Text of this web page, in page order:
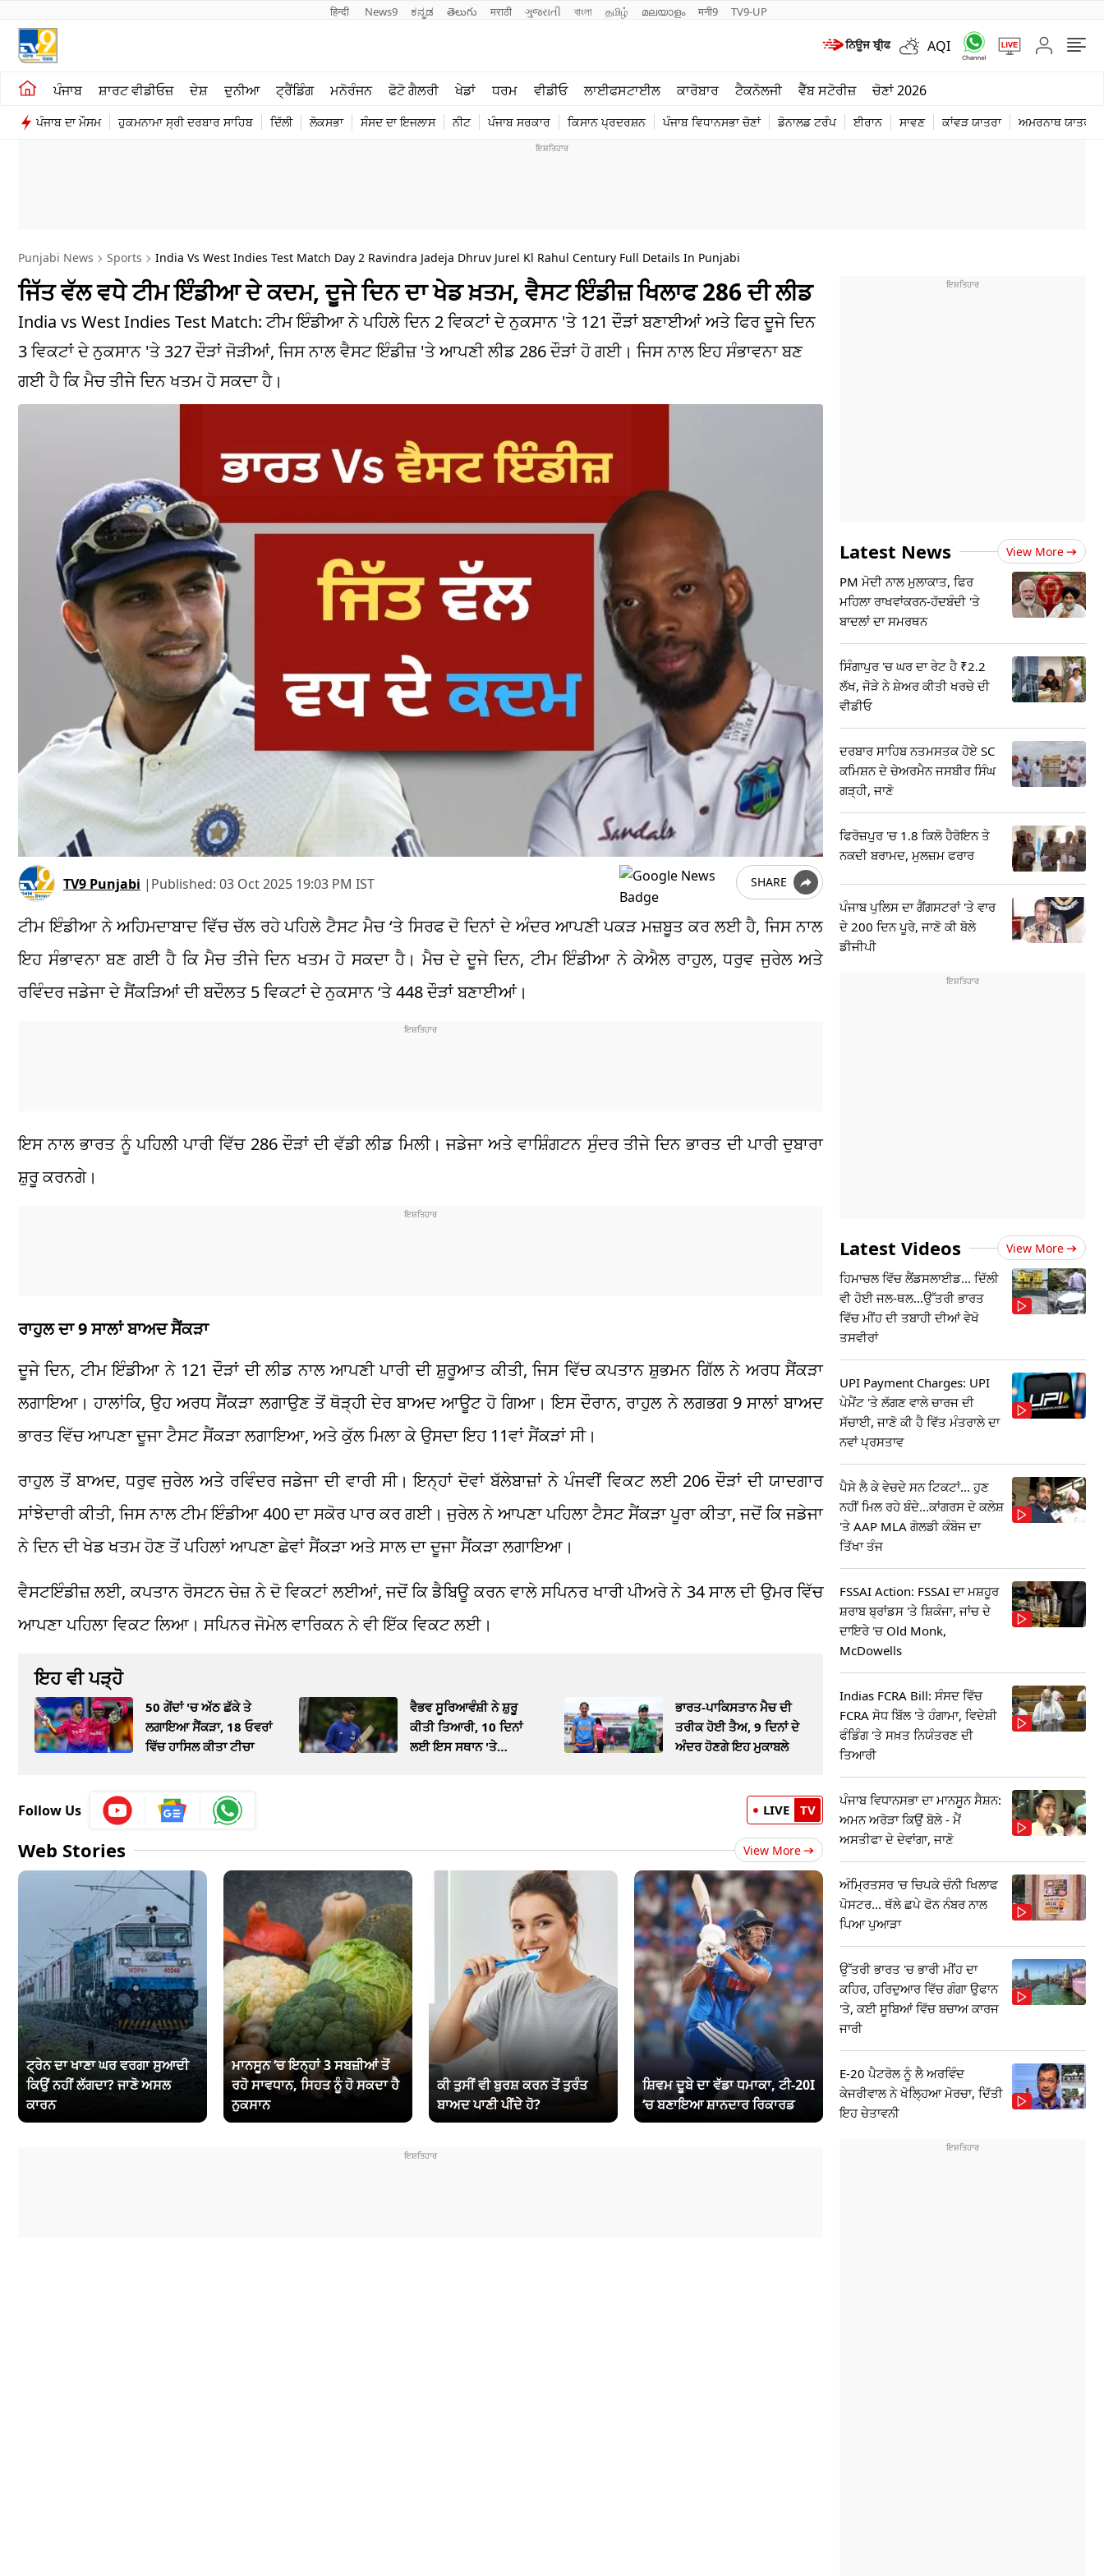
हिन्दी News9 ಕನ್ನಡ తెలుగు मराठी ગુજરાતી বাংলা தமிழ் മലയാളം मनी9 TV9-UP
AQI
ਪੰਜਾਬ ਸ਼ਾਰਟ ਵੀਡੀਓਜ਼ ਦੇਸ਼ ਦੁਨੀਆ ਟ੍ਰੈਂਡਿੰਗ ਮਨੋਰੰਜਨ ਫੋਟੋ ਗੈਲਰੀ ਖੇਡਾਂ ਧਰਮ ਵੀਡੀਓ ਲਾਈਫਸਟਾਈਲ ਕਾਰੋਬਾਰ ਟੈਕਨੋਲਜੀ ਵੈੱਬ ਸਟੋਰੀਜ਼ ਚੋਣਾਂ 2026
ਪੰਜਾਬ ਦਾ ਮੌਸਮ ਹੁਕਮਨਾਮਾ ਸ੍ਰੀ ਦਰਬਾਰ ਸਾਹਿਬ ਦਿੱਲੀ ਲੋਕਸਭਾ ਸੰਸਦ ਦਾ ਇਜਲਾਸ ਨੀਟ ਪੰਜਾਬ ਸਰਕਾਰ ਕਿਸਾਨ ਪ੍ਰਦਰਸ਼ਨ ਪੰਜਾਬ ਵਿਧਾਨਸਭਾ ਚੋਣਾਂ ਡੋਨਾਲਡ ਟਰੰਪ ਈਰਾਨ ਸਾਵਣ ਕਾਂਵੜ ਯਾਤਰਾ ਅਮਰਨਾਥ ਯਾਤਰਾ
ਖੇਤੀਬਾੜੀ
ਸ਼ਾਰਟ ਵੀਡੀਓਜ਼
ਮਨੋਰੰਜਨ
ਪੰਜਾਬ
ਟੈਕਨੋਲਜੀ
ਦੁਨੀਆ
Punjabi News Sports India Vs West Indies Test Match Day 2 Ravindra Jadeja Dhruv Jurel Kl Rahul Century Full Details In Punjabi
ਜਿੱਤ ਵੱਲ ਵਧੇ ਟੀਮ ਇੰਡੀਆ ਦੇ ਕਦਮ, ਦੂਜੇ ਦਿਨ ਦਾ ਖੇਡ ਖ਼ਤਮ, ਵੈਸਟ ਇੰਡੀਜ਼ ਖਿਲਾਫ 286 ਦੀ ਲੀਡ
India vs West Indies Test Match: ਟੀਮ ਇੰਡੀਆ ਨੇ ਪਹਿਲੇ ਦਿਨ 2 ਵਿਕਟਾਂ ਦੇ ਨੁਕਸਾਨ 'ਤੇ 121 ਦੌੜਾਂ ਬਣਾਈਆਂ ਅਤੇ ਫਿਰ ਦੂਜੇ ਦਿਨ
3 ਵਿਕਟਾਂ ਦੇ ਨੁਕਸਾਨ 'ਤੇ 327 ਦੌੜਾਂ ਜੋੜੀਆਂ, ਜਿਸ ਨਾਲ ਵੈਸਟ ਇੰਡੀਜ਼ 'ਤੇ ਆਪਣੀ ਲੀਡ 286 ਦੌੜਾਂ ਹੋ ਗਈ। ਜਿਸ ਨਾਲ ਇਹ ਸੰਭਾਵਨਾ ਬਣ
ਗਈ ਹੈ ਕਿ ਮੈਚ ਤੀਜੇ ਦਿਨ ਖਤਮ ਹੋ ਸਕਦਾ ਹੈ।
TV9 Punjabi | Published: 03 Oct 2025 19:03 PM IST SHARE
ਟੀਮ ਇੰਡੀਆ ਨੇ ਅਹਿਮਦਾਬਾਦ ਵਿੱਚ ਚੱਲ ਰਹੇ ਪਹਿਲੇ ਟੈਸਟ ਮੈਚ ‘ਤੇ ਸਿਰਫ ਦੋ ਦਿਨਾਂ ਦੇ ਅੰਦਰ ਆਪਣੀ ਪਕੜ ਮਜ਼ਬੂਤ ​​ਕਰ ਲਈ ਹੈ, ਜਿਸ ਨਾਲ
ਇਹ ਸੰਭਾਵਨਾ ਬਣ ਗਈ ਹੈ ਕਿ ਮੈਚ ਤੀਜੇ ਦਿਨ ਖਤਮ ਹੋ ਸਕਦਾ ਹੈ। ਮੈਚ ਦੇ ਦੂਜੇ ਦਿਨ, ਟੀਮ ਇੰਡੀਆ ਨੇ ਕੇਐਲ ਰਾਹੁਲ, ਧਰੁਵ ਜੁਰੇਲ ਅਤੇ
ਰਵਿੰਦਰ ਜਡੇਜਾ ਦੇ ਸੈਂਕੜਿਆਂ ਦੀ ਬਦੌਲਤ 5 ਵਿਕਟਾਂ ਦੇ ਨੁਕਸਾਨ ‘ਤੇ 448 ਦੌੜਾਂ ਬਣਾਈਆਂ।
ਇਸ ਨਾਲ ਭਾਰਤ ਨੂੰ ਪਹਿਲੀ ਪਾਰੀ ਵਿੱਚ 286 ਦੌੜਾਂ ਦੀ ਵੱਡੀ ਲੀਡ ਮਿਲੀ। ਜਡੇਜਾ ਅਤੇ ਵਾਸ਼ਿੰਗਟਨ ਸੁੰਦਰ ਤੀਜੇ ਦਿਨ ਭਾਰਤ ਦੀ ਪਾਰੀ ਦੁਬਾਰਾ
ਸ਼ੁਰੂ ਕਰਨਗੇ।
ਰਾਹੁਲ ਦਾ 9 ਸਾਲਾਂ ਬਾਅਦ ਸੈਂਕੜਾ
ਦੂਜੇ ਦਿਨ, ਟੀਮ ਇੰਡੀਆ ਨੇ 121 ਦੌੜਾਂ ਦੀ ਲੀਡ ਨਾਲ ਆਪਣੀ ਪਾਰੀ ਦੀ ਸ਼ੁਰੂਆਤ ਕੀਤੀ, ਜਿਸ ਵਿੱਚ ਕਪਤਾਨ ਸ਼ੁਭਮਨ ਗਿੱਲ ਨੇ ਅਰਧ ਸੈਂਕੜਾ
ਲਗਾਇਆ। ਹਾਲਾਂਕਿ, ਉਹ ਅਰਧ ਸੈਂਕੜਾ ਲਗਾਉਣ ਤੋਂ ਥੋੜ੍ਹੀ ਦੇਰ ਬਾਅਦ ਆਊਟ ਹੋ ਗਿਆ। ਇਸ ਦੌਰਾਨ, ਰਾਹੁਲ ਨੇ ਲਗਭਗ 9 ਸਾਲਾਂ ਬਾਅਦ
ਭਾਰਤ ਵਿੱਚ ਆਪਣਾ ਦੂਜਾ ਟੈਸਟ ਸੈਂਕੜਾ ਲਗਾਇਆ, ਅਤੇ ਕੁੱਲ ਮਿਲਾ ਕੇ ਉਸਦਾ ਇਹ 11ਵਾਂ ਸੈਂਕੜਾਂ ਸੀ।
ਰਾਹੁਲ ਤੋਂ ਬਾਅਦ, ਧਰੁਵ ਜੁਰੇਲ ਅਤੇ ਰਵਿੰਦਰ ਜਡੇਜਾ ਦੀ ਵਾਰੀ ਸੀ। ਇਨ੍ਹਾਂ ਦੋਵਾਂ ਬੱਲੇਬਾਜ਼ਾਂ ਨੇ ਪੰਜਵੀਂ ਵਿਕਟ ਲਈ 206 ਦੌੜਾਂ ਦੀ ਯਾਦਗਾਰ
ਸਾਂਝੇਦਾਰੀ ਕੀਤੀ, ਜਿਸ ਨਾਲ ਟੀਮ ਇੰਡੀਆ 400 ਦਾ ਸਕੋਰ ਪਾਰ ਕਰ ਗਈ। ਜੁਰੇਲ ਨੇ ਆਪਣਾ ਪਹਿਲਾ ਟੈਸਟ ਸੈਂਕੜਾ ਪੂਰਾ ਕੀਤਾ, ਜਦੋਂ ਕਿ ਜਡੇਜਾ
ਨੇ ਦਿਨ ਦੀ ਖੇਡ ਖਤਮ ਹੋਣ ਤੋਂ ਪਹਿਲਾਂ ਆਪਣਾ ਛੇਵਾਂ ਸੈਂਕੜਾ ਅਤੇ ਸਾਲ ਦਾ ਦੂਜਾ ਸੈਂਕੜਾ ਲਗਾਇਆ।
ਵੈਸਟਇੰਡੀਜ਼ ਲਈ, ਕਪਤਾਨ ਰੋਸਟਨ ਚੇਜ਼ ਨੇ ਦੋ ਵਿਕਟਾਂ ਲਈਆਂ, ਜਦੋਂ ਕਿ ਡੈਬਿਊ ਕਰਨ ਵਾਲੇ ਸਪਿਨਰ ਖਾਰੀ ਪੀਅਰੇ ਨੇ 34 ਸਾਲ ਦੀ ਉਮਰ ਵਿੱਚ
ਆਪਣਾ ਪਹਿਲਾ ਵਿਕਟ ਲਿਆ। ਸਪਿਨਰ ਜੋਮੇਲ ਵਾਰਿਕਨ ਨੇ ਵੀ ਇੱਕ ਵਿਕਟ ਲਈ।
ਇਹ ਵੀ ਪੜ੍ਹੋ
50 ਗੇਂਦਾਂ 'ਚ ਅੱਠ ਛੱਕੇ ਤੇ
ਲਗਾਇਆ ਸੈਂਕੜਾ, 18 ਓਵਰਾਂ
ਵਿੱਚ ਹਾਸਿਲ ਕੀਤਾ ਟੀਚਾ
ਵੈਭਵ ਸੂਰਿਆਵੰਸ਼ੀ ਨੇ ਸ਼ੁਰੂ
ਕੀਤੀ ਤਿਆਰੀ, 10 ਦਿਨਾਂ
ਲਈ ਇਸ ਸਥਾਨ 'ਤੇ
ਭਾਰਤ-ਪਾਕਿਸਤਾਨ ਮੈਚ ਦੀ
ਤਰੀਕ ਹੋਈ ਤੈਅ, 9 ਦਿਨਾਂ ਦੇ
ਅੰਦਰ ਹੋਣਗੇ ਇਹ ਮੁਕਾਬਲੇ
Follow Us LIVE TV
Web Stories View More
ਟ੍ਰੇਨ ਦਾ ਖਾਣਾ ਘਰ ਵਰਗਾ ਸੁਆਦੀ
ਕਿਉਂ ਨਹੀਂ ਲੱਗਦਾ? ਜਾਣੋ ਅਸਲ
ਕਾਰਨ
ਮਾਨਸੂਨ ‘ਚ ਇਨ੍ਹਾਂ 3 ਸਬਜ਼ੀਆਂ ਤੋਂ
ਰਹੋ ਸਾਵਧਾਨ, ਸਿਹਤ ਨੂੰ ਹੋ ਸਕਦਾ ਹੈ
ਨੁਕਸਾਨ
ਕੀ ਤੁਸੀਂ ਵੀ ਬੁਰਸ਼ ਕਰਨ ਤੋਂ ਤੁਰੰਤ
ਬਾਅਦ ਪਾਣੀ ਪੀਂਦੇ ਹੋ?
ਸ਼ਿਵਮ ਦੂਬੇ ਦਾ ਵੱਡਾ ਧਮਾਕਾ, ਟੀ-20I
‘ਚ ਬਣਾਇਆ ਸ਼ਾਨਦਾਰ ਰਿਕਾਰਡ
Latest News View More
PM ਮੋਦੀ ਨਾਲ ਮੁਲਾਕਾਤ, ਫਿਰ
ਮਹਿਲਾ ਰਾਖਵਾਂਕਰਨ-ਹੱਦਬੰਦੀ 'ਤੇ
ਬਾਦਲਾਂ ਦਾ ਸਮਰਥਨ
ਸਿੰਗਾਪੁਰ 'ਚ ਘਰ ਦਾ ਰੇਟ ਹੈ ₹2.2
ਲੱਖ, ਜੋੜੇ ਨੇ ਸ਼ੇਅਰ ਕੀਤੀ ਖਰਚੇ ਦੀ
ਵੀਡੀਓ
ਦਰਬਾਰ ਸਾਹਿਬ ਨਤਮਸਤਕ ਹੋਏ SC
ਕਮਿਸ਼ਨ ਦੇ ਚੇਅਰਮੈਨ ਜਸਬੀਰ ਸਿੰਘ
ਗੜ੍ਹੀ, ਜਾਣੋ
ਫਿਰੋਜ਼ਪੁਰ 'ਚ 1.8 ਕਿਲੋ ਹੈਰੋਇਨ ਤੇ
ਨਕਦੀ ਬਰਾਮਦ, ਮੁਲਜ਼ਮ ਫਰਾਰ
ਪੰਜਾਬ ਪੁਲਿਸ ਦਾ ਗੈਂਗਸਟਰਾਂ 'ਤੇ ਵਾਰ
ਦੇ 200 ਦਿਨ ਪੂਰੇ, ਜਾਣੋ ਕੀ ਬੋਲੇ
ਡੀਜੀਪੀ
Latest Videos View More
ਹਿਮਾਚਲ ਵਿੱਚ ਲੈਂਡਸਲਾਈਡ... ਦਿੱਲੀ
ਵੀ ਹੋਈ ਜਲ-ਥਲ...ਉੱਤਰੀ ਭਾਰਤ
ਵਿੱਚ ਮੀਂਹ ਦੀ ਤਬਾਹੀ ਦੀਆਂ ਵੇਖੋ
ਤਸਵੀਰਾਂ
UPI Payment Charges: UPI
ਪੇਮੈਂਟ 'ਤੇ ਲੱਗਣ ਵਾਲੇ ਚਾਰਜ ਦੀ
ਸੱਚਾਈ, ਜਾਣੋ ਕੀ ਹੈ ਵਿੱਤ ਮੰਤਰਾਲੇ ਦਾ
ਨਵਾਂ ਪ੍ਰਸਤਾਵ
ਪੈਸੇ ਲੈ ਕੇ ਵੇਚਦੇ ਸਨ ਟਿਕਟਾਂ... ਹੁਣ
ਨਹੀਂ ਮਿਲ ਰਹੇ ਬੰਦੇ...ਕਾਂਗਰਸ ਦੇ ਕਲੇਸ਼
'ਤੇ AAP MLA ਗੋਲਡੀ ਕੰਬੋਜ ਦਾ
ਤਿੱਖਾ ਤੰਜ
FSSAI Action: FSSAI ਦਾ ਮਸ਼ਹੂਰ
ਸ਼ਰਾਬ ਬ੍ਰਾਂਡਸ 'ਤੇ ਸ਼ਿਕੰਜਾ, ਜਾਂਚ ਦੇ
ਦਾਇਰੇ 'ਚ Old Monk,
McDowells
Indias FCRA Bill: ਸੰਸਦ ਵਿੱਚ
FCRA ਸੋਧ ਬਿੱਲ 'ਤੇ ਹੰਗਾਮਾ, ਵਿਦੇਸ਼ੀ
ਫੰਡਿੰਗ 'ਤੇ ਸਖ਼ਤ ਨਿਯੰਤਰਣ ਦੀ
ਤਿਆਰੀ
ਪੰਜਾਬ ਵਿਧਾਨਸਭਾ ਦਾ ਮਾਨਸੂਨ ਸੈਸ਼ਨ:
ਅਮਨ ਅਰੋੜਾ ਕਿਉਂ ਬੋਲੇ - ਮੈਂ
ਅਸਤੀਫਾ ਦੇ ਦੇਵਾਂਗਾ, ਜਾਣੋ
ਅੰਮ੍ਰਿਤਸਰ 'ਚ ਚਿਪਕੇ ਚੰਨੀ ਖਿਲਾਫ
ਪੋਸਟਰ... ਥੱਲੇ ਛਪੇ ਫੋਨ ਨੰਬਰ ਨਾਲ
ਪਿਆ ਪੁਆੜਾ
ਉੱਤਰੀ ਭਾਰਤ 'ਚ ਭਾਰੀ ਮੀਂਹ ਦਾ
ਕਹਿਰ, ਹਰਿਦੁਆਰ ਵਿੱਚ ਗੰਗਾ ਉਫਾਨ
'ਤੇ, ਕਈ ਸੂਬਿਆਂ ਵਿੱਚ ਬਚਾਅ ਕਾਰਜ
ਜਾਰੀ
E-20 ਪੈਟਰੋਲ ਨੂੰ ਲੈ ਅਰਵਿੰਦ
ਕੇਜਰੀਵਾਲ ਨੇ ਖੋਲ੍ਹਿਆ ਮੋਰਚਾ, ਦਿੱਤੀ
ਇਹ ਚੇਤਾਵਨੀ